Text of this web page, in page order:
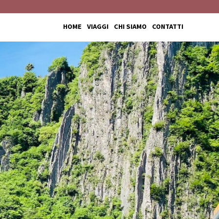
HOME VIAGGI CHI SIAMO CONTATTI